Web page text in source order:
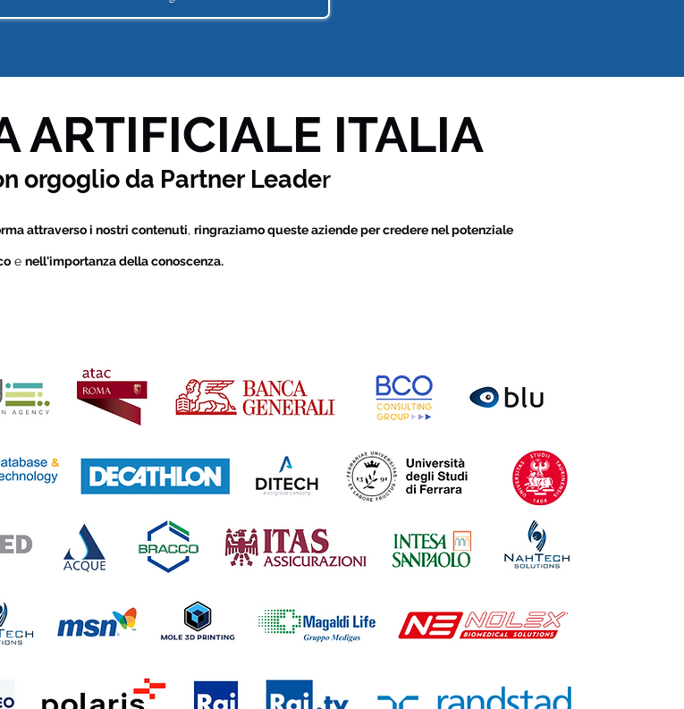
ARTIFICIALE ITALIA
orgoglio da Partner Leader
attraverso i nostri contenuti, ringraziamo queste aziende per credere nel potenziale
e nell'importanza della conoscenza.